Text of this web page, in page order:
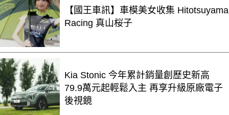
【國王車訊】車模美女收集 Hitotsuyama
Racing 真山桜子
Kia Stonic 今年累計銷量創歷史新高
79.9萬元起輕鬆入主 再享升級原廠電子
後視鏡